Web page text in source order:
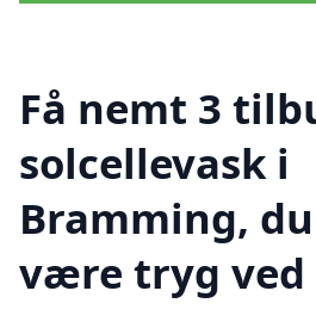
Få nemt 3
solcellevask i
Bramming,
være tryg ved